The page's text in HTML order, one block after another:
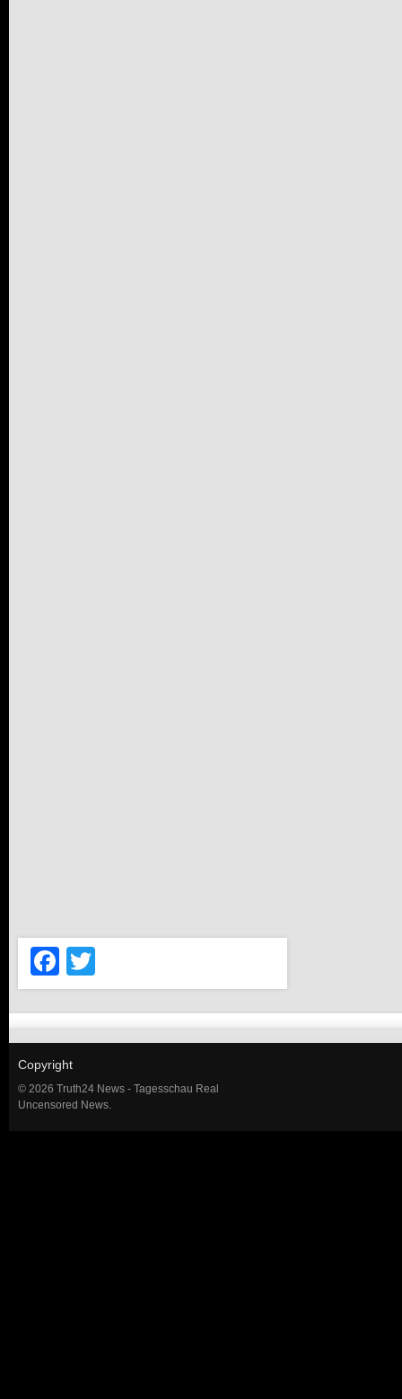
Facebook
Copyright
© 2026 Truth24 News - Tagesschau Real
Uncensored News.